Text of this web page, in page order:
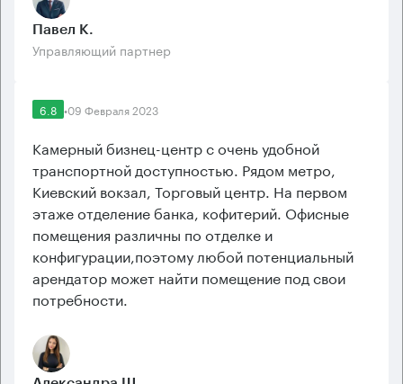
Павел К.
Управляющий партнер
6.8 •09 Февраля 2023
Камерный бизнец-центр с очень удобной
транспортной доступностью. Рядом метро,
Киевский вокзал, Торговый центр. На первом
этаже отделение банка, кофитерий. Офисные
помещения различны по отделке и
конфигурации,поэтому любой потенциальный
арендатор может найти помещение под свои
потребности.